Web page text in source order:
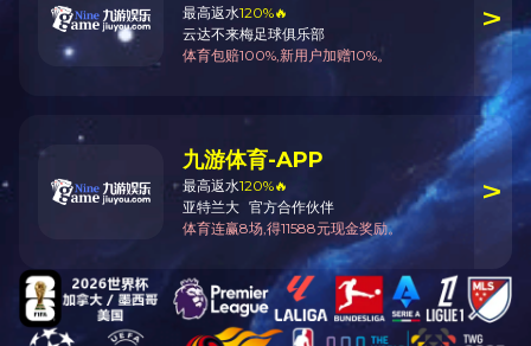
返回顶部
开云电子体育_开云（中国）官方